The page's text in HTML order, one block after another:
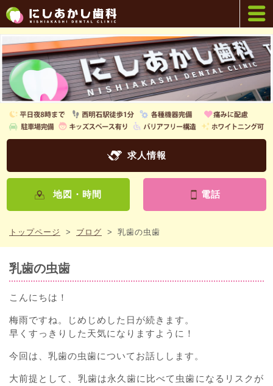
求人情報
地図・時間 電話
トップページ > ブログ > 乳歯の虫歯
乳歯の虫歯
こんにちは！
梅雨ですね。じめじめした日が続きます。
早くすっきりした天気になりますように！
今回は、乳歯の虫歯についてお話しします。
大前提として、乳歯は永久歯に比べて虫歯になるリスクが